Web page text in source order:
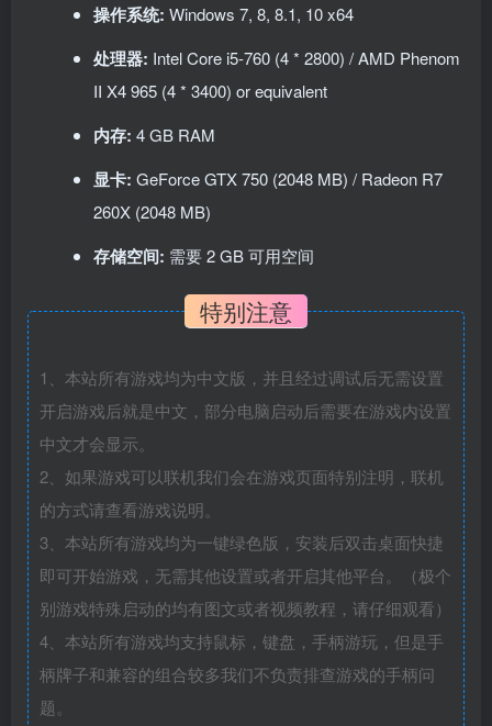
操作系统: Windows 7, 8, 8.1, 10 x64
处理器: Intel Core i5-760 (4 * 2800) / AMD Phenom
II X4 965 (4 * 3400) or equivalent
内存: 4 GB RAM
显卡: GeForce GTX 750 (2048 MB) / Radeon R7
260X (2048 MB)
存储空间: 需要 2 GB 可用空间
特别注意
1、本站所有游戏均为中文版，并且经过调试后无需设置
开启游戏后就是中文，部分电脑启动后需要在游戏内设置
中文才会显示。
2、如果游戏可以联机我们会在游戏页面特别注明，联机
的方式请查看游戏说明。
3、本站所有游戏均为一键绿色版，安装后双击桌面快捷
即可开始游戏，无需其他设置或者开启其他平台。（极个
别游戏特殊启动的均有图文或者视频教程，请仔细观看）
4、本站所有游戏均支持鼠标，键盘，手柄游玩，但是手
柄牌子和兼容的组合较多我们不负责排查游戏的手柄问
题。